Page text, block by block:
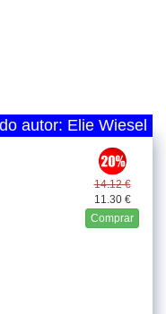
autor: Elie Wiesel
14.12 €
11.30 €
Comprar